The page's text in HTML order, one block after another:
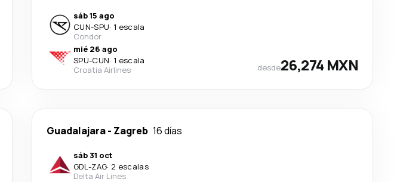
sáb 15 ago
CUN-SPU· 1 escala
Condor
mié 26 ago
SPU-CUN· 1 escala
Croatia Airlines
desde26,274 MXN
Guadalajara- Zagreb 16 días
sáb 31 oct
GDL-ZAG· 2 escalas
Delta Air Lines